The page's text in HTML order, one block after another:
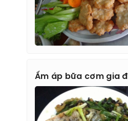
Ấm áp bữa cơm gia